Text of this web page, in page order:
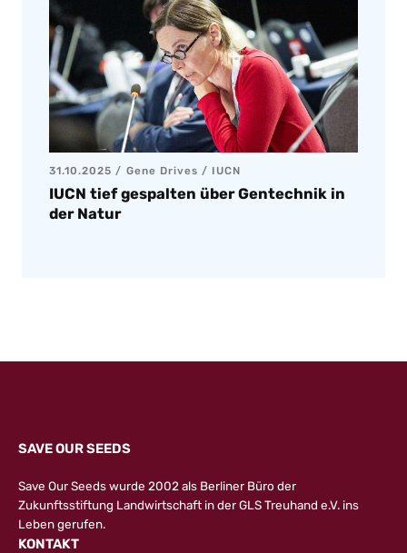
31.10.2025 Gene Drives / IUCN
IUCN tief gespalten über Gentechnik in
der Natur
SAVE OUR SEEDS
Save Our Seeds wurde 2002 als Berliner Büro der
Zukunftsstiftung Landwirtschaft in der GLS Treuhand e.V. ins
Leben gerufen.
KONTAKT